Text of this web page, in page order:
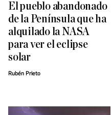
El pueblo abandonado
de la Península que ha
alquilado la NASA
para ver el eclipse
solar
Rubén Prieto